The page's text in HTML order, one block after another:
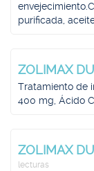
purificada,
ZOLIMAX
Tratamiento de
400 mg, Ácido
ZOLIMAX
lecturas